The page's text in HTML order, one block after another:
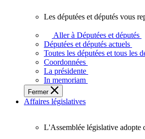
députées
députés
vous
représentent
sein
de
l'Assemblée
l'Ontario.
Les députées et députés vous
Aller à Députées et députés
Députées et députés actuels
Toutes les députées et tous les
Coordonnées
La présidente
In memoriam
Fermer
Affaires législatives
L'Assemblée législative adopte